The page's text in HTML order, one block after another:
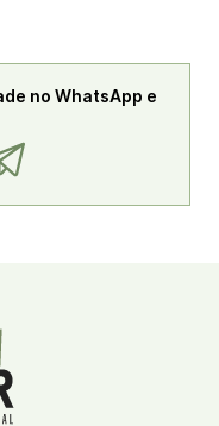
no WhatsApp e